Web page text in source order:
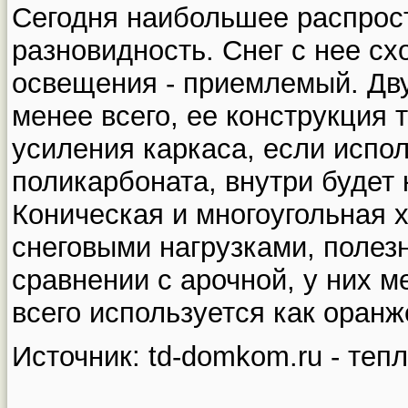
Сегодня наибольшее
разновидность. Снег с нее
освещения - приемлемый.
менее всего, ее конструкция
усиления каркаса, если
поликарбоната, внутри
Коническая и
снеговыми нагрузками,
сравнении с арочной, у них
всего используется как
Источник: td-domkom.ru -